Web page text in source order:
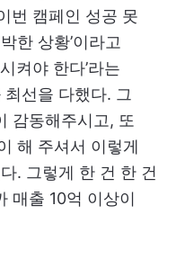
번 캠페인 성공 못
한 상황’이라고
켜야 한다’라는
선을 다했다. 그
감동해주시고, 또
해 주셔서 이렇게
. 그렇게 한 건 한 건
매출 10억 이상이